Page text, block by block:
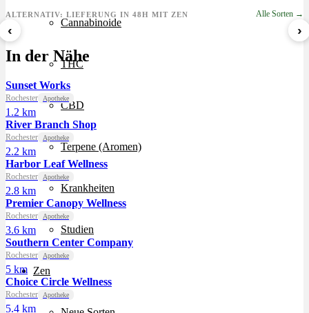
Cannabinoide
THC
CBD
Terpene (Aromen)
Krankheiten
Studien
Zen
ALTERNATIV: LIEFERUNG IN 48H MIT ZEN Alle Sorten →
‹
Sour Mintz Haze
ab 5,99 €/g
›
In der Nähe
Sunset Works
Rochester Apotheke
1.2 km
River Branch Shop
Rochester Apotheke
2.2 km
Harbor Leaf Wellness
Rochester Apotheke
2.8 km
Premier Canopy Wellness
Rochester Apotheke
3.6 km
Southern Center Company
Rochester Apotheke
5 km
Choice Circle Wellness
Rochester Apotheke
5.4 km